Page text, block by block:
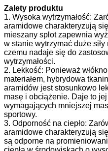
Zalety produktu
1. Wysoka wytrzymałość:
aramidowe charakteryzują
mieszany splot zapewnia
w stanie wytrzymać duże
czemu nadaje się do
wytrzymałości.
2. Lekkość: Ponieważ
materiałem, hybrydowa
aramidów jest stosunkowo
masę i obciążenie. Daje to
wymagających mniejszej
sportowy.
3. Odporność na ciepło:
aramidowe charakteryzują
są odporne na